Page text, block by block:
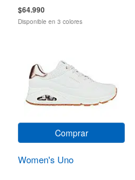
$64.990
Disponible en 3 colores
Comprar
Women's Uno